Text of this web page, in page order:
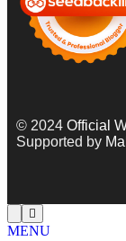
© 2024 Official
Supported by
MENU